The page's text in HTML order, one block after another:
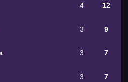
4 12
3 9
3 7
3 7